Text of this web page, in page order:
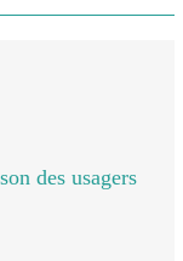
des usagers